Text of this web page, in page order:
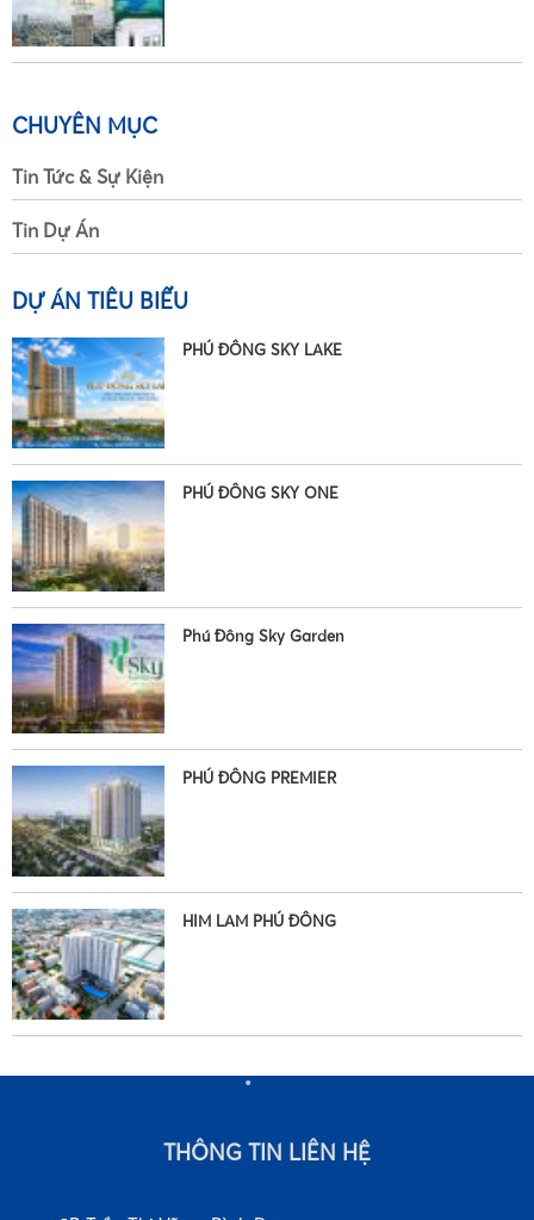
•
•
CHUYÊN MỤC
Tin Tức & Sự Kiện
Tin Dự Án
DỰ ÁN TIÊU BIỂU
PHÚ ĐÔNG SKY LAKE
PHÚ ĐÔNG SKY ONE
Phú Đông Sky Garden
PHÚ ĐÔNG PREMIER
HIM LAM PHÚ ĐÔNG
THÔNG TIN LIÊN HỆ